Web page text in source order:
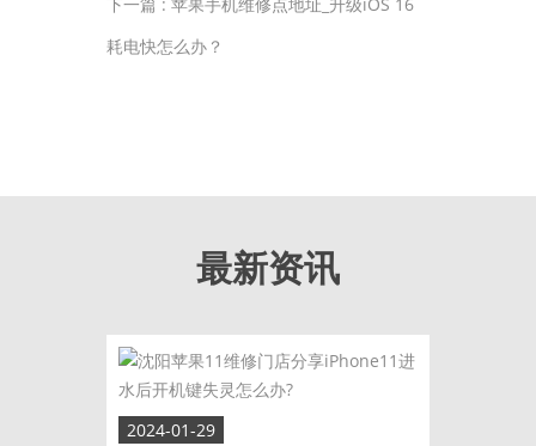
耗电快怎么办？
最新资讯
2024-01-29